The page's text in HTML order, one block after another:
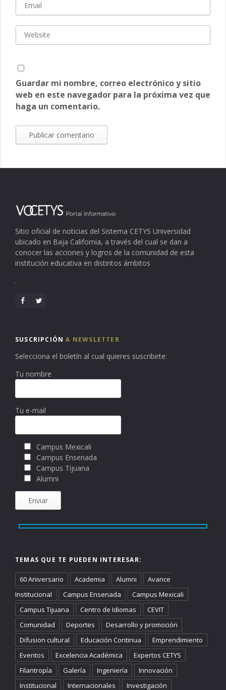
Guardar mi nombre, correo electrónico y sitio
web en este navegador para la próxima vez que
haga un comentario.
Sitio oficial de noticias del Sistema CETYS Universidad
ubicado en Baja California, a través del cual se dan a
conocer las acciones y logros de la comunidad de esta
institución educativa en distintos ámbitos
.
SUSCRIPCIÓNA NEWSLETTER
Selecciona el boletín al cual quieres suscribirte:
Tu nombre
Tu e-mail
Campus Mexicali
Campus Ensenada
Campus Tijuana
Alumni
TEMAS QUE TE PUEDEN INTERESAR:
60 Aniversario Academia Alumni
Avance
Institucional
Campus Ensenada
Campus Mexicali
Campus Tijuana
Centro de Idiomas
CEVIT
Comunidad
Deportes
Desarrollo y promoción
Difusion cultural
Educación Continua
Emprendimiento
Eventos
Excelencia Académica
Expertos CETYS
Filantropía
Galería Ingeniería
Innovación
Institucional
Internacionales Investigación